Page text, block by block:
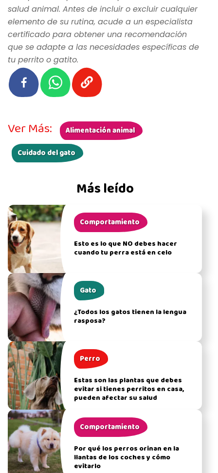
salud animal. Antes de incluir o excluir cualquier
elemento de su rutina, acude a un especialista
certificado para obtener una recomendación
que se adapte a las necesidades específicas de
tu perrito o gatito.
Más leído
Comportamiento
Esto es lo que NO debes hacer
cuando tu perra está en celo
Gato
¿Todos los gatos tienen la lengua
rasposa?
Perro
Estas son las plantas que debes
evitar si tienes perritos en casa,
pueden afectar su salud
Comportamiento
Por qué los perros orinan en la
llantas de los coches y cómo
evitarlo
Ver Más:
Alimentación animal
Cuidado del gato